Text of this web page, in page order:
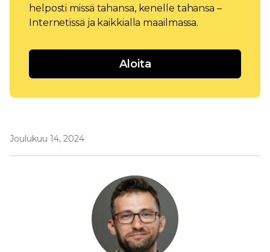
helposti missä tahansa, kenelle tahansa –
Internetissä ja kaikkialla maailmassa.
Aloita
Joulukuu 14, 2024